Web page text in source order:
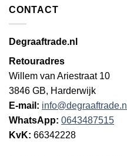
CONTACT
Degraaftrade.nl
Retouradres
Willem van Ariestraat 10
3846 GB, Harderwijk
E-mail: info@degraaftrade.nl
WhatsApp: 0643487515
KvK: 66342228